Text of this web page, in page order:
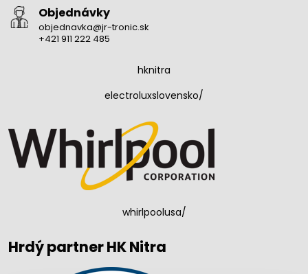
Objednávky
objednavka@jr-tronic.sk
+421 911 222 485
hknitra
electroluxslovensko/
whirlpoolusa/
Hrdý partner HK Nitra